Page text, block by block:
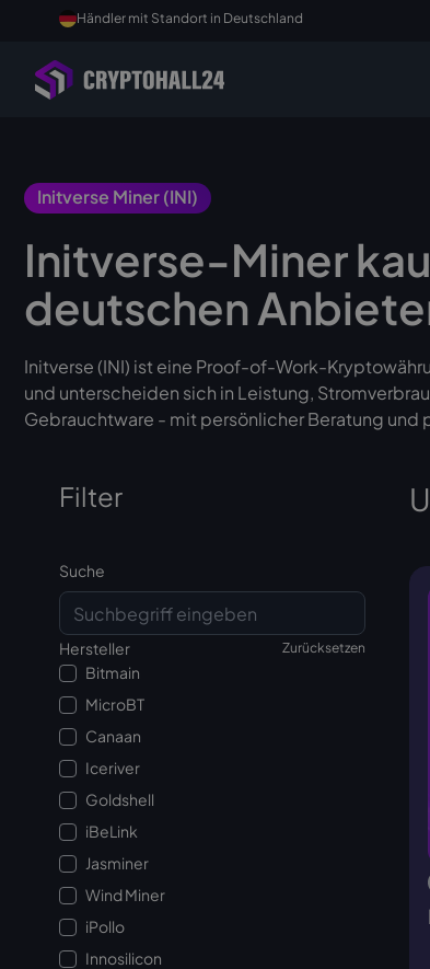
Händler mit Standort in Deutschland
Initverse-Miner
deutschen
Initverse (INI) ist eine Proof-of-Work-
und unterscheiden sich in Leistung,
Gebrauchtware - mit persönlicher Beratung
Initverse Miner (INI)
Filter
Suche
Hersteller Zurücksetzen
Bitmain
MicroBT
Canaan
Iceriver
Goldshell
iBeLink
Jasminer
Wind Miner
iPollo
Innosilicon